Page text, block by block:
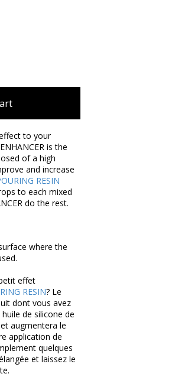
to your
is the
of a high
and increase
RESIN
to each mixed
do the rest.
where the
effet
RESIN? Le
dont vous avez
de silicone de
augmentera le
application de
quelques
et laissez le